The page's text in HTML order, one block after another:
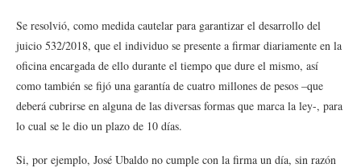
Se resolvió, como medida cautelar para garantizar el desarrollo del
juicio 532/2018, que el individuo se presente a firmar diariamente en la
oficina encargada de ello durante el tiempo que dure el mismo, así
como también se fijó una garantía de cuatro millones de pesos –que
deberá cubrirse en alguna de las diversas formas que marca la ley-, para
lo cual se le dio un plazo de 10 días.
Si, por ejemplo, José Ubaldo no cumple con la firma un día, sin razón